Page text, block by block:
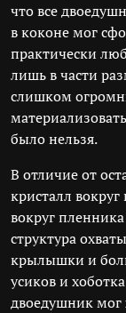
что все
в коконе мог
практически
лишь в части
слишком
было нельзя.
В отличие от
кристалл
вокруг
структура
крылышки и
усиков и
двоедушник мог